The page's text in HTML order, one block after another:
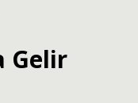
Gelir